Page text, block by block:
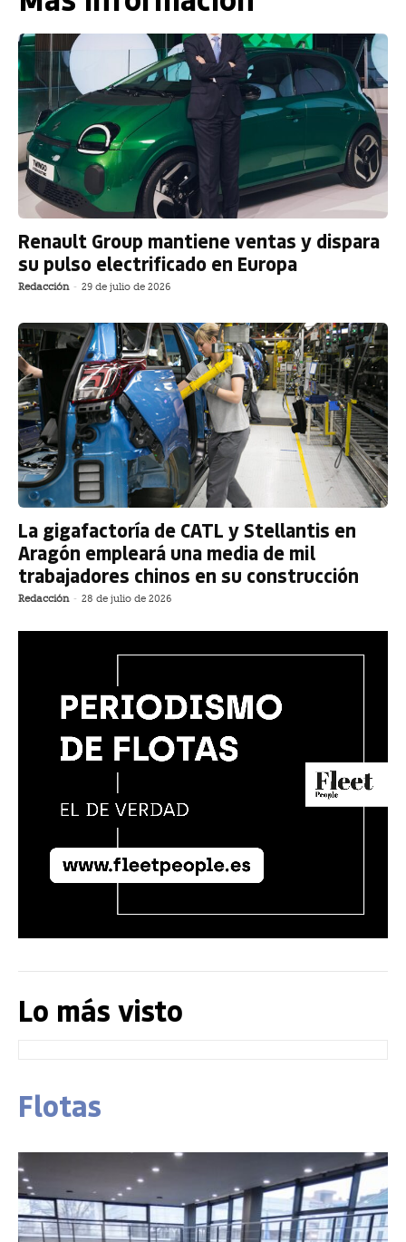
Renault Group mantiene ventas y dispara
su pulso electrificado en Europa
Redacción - 29 de julio de 2026
La gigafactoría de CATL y Stellantis en
Aragón empleará una media de mil
trabajadores chinos en su construcción
Redacción - 28 de julio de 2026
Lo más visto
Flotas